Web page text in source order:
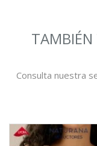
TAMBIÉN
Consulta nuestra